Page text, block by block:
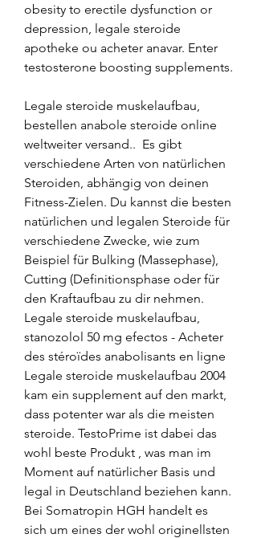
obesity to erectile dysfunction or
depression, legale steroide
apotheke ou acheter anavar. Enter
testosterone boosting supplements.
Legale steroide muskelaufbau,
bestellen anabole steroide online
weltweiter versand..  Es gibt
verschiedene Arten von natürlichen
Steroiden, abhängig von deinen
Fitness-Zielen. Du kannst die besten
natürlichen und legalen Steroide für
verschiedene Zwecke, wie zum
Beispiel für Bulking (Massephase),
Cutting (Definitionsphase oder für
den Kraftaufbau zu dir nehmen.
Legale steroide muskelaufbau,
stanozolol 50 mg efectos - Acheter
des stéroïdes anabolisants en ligne
Legale steroide muskelaufbau 2004
kam ein supplement auf den markt,
dass potenter war als die meisten
steroide. TestoPrime ist dabei das
wohl beste Produkt , was man im
Moment auf natürlicher Basis und
legal in Deutschland beziehen kann.
Bei Somatropin HGH handelt es
sich um eines der wohl originellsten